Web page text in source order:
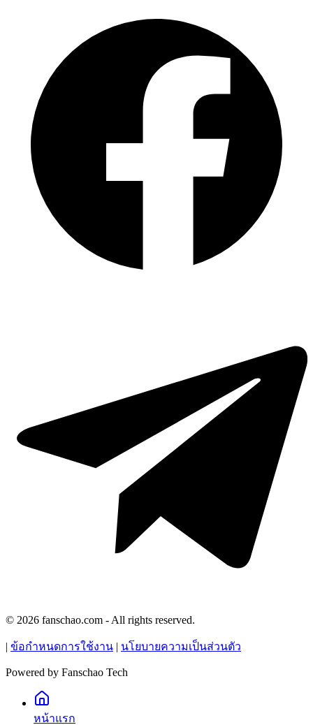
© 2026 fanschao.com - All rights reserved.
| ข้อกำหนดการใช้งาน | นโยบายความเป็นส่วนตัว
Powered by Fanschao Tech
หน้าแรก